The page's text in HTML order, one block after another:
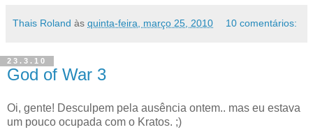
Thais Roland às quinta-feira, março 25, 2010 10 comentários:
23.3.10
God of War 3
Oi, gente! Desculpem pela ausência ontem.. mas eu estava
um pouco ocupada com o Kratos. ;)